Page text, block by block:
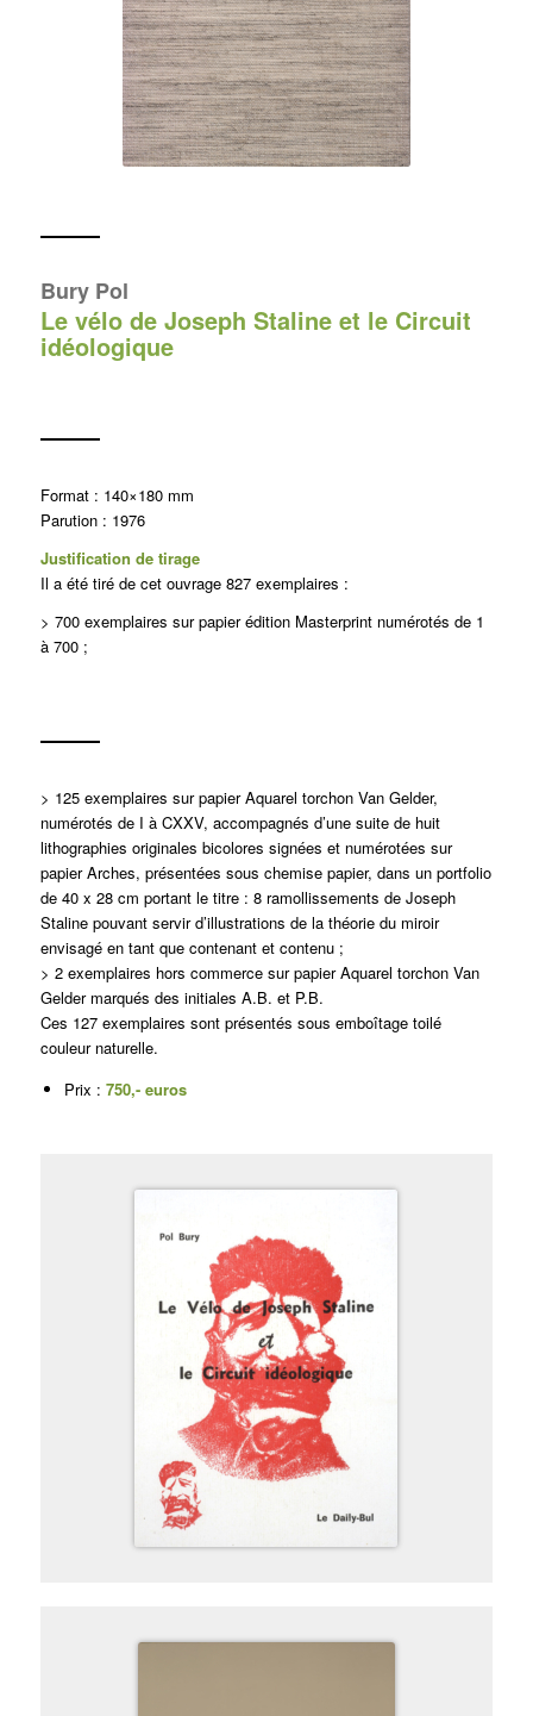
Bury Pol
Le vélo de Joseph Staline et le Circuit
idéologique
Format : 140×180 mm
Parution : 1976
Justification de tirage
Il a été tiré de cet ouvrage 827 exemplaires :
> 700 exemplaires sur papier édition Masterprint numérotés de 1
à 700 ;
> 125 exemplaires sur papier Aquarel torchon Van Gelder,
numérotés de I à CXXV, accompagnés d’une suite de huit
lithographies originales bicolores signées et numérotées sur
papier Arches, présentées sous chemise papier, dans un portfolio
de 40 x 28 cm portant le titre : 8 ramollissements de Joseph
Staline pouvant servird’illustrations de la théorie du miroir
envisagé en tant que contenant et contenu ;
> 2 exemplaires hors commerce sur papier Aquarel torchon Van
Gelder marqués des initiales A.B. et P.B.
Ces 127 exemplaires sont présentés sous emboîtagetoilé
couleur naturelle.
Prix : 750,- euros